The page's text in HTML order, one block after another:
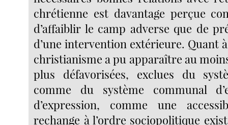
chrétienne est davantage perçue
d’affaiblir le camp adverse que de
d’une intervention extérieure. Quant
christianisme a pu apparaître au
plus défavorisées, exclues du
comme du système communal
d’expression, comme une
rechange à l’ordre sociopolitique